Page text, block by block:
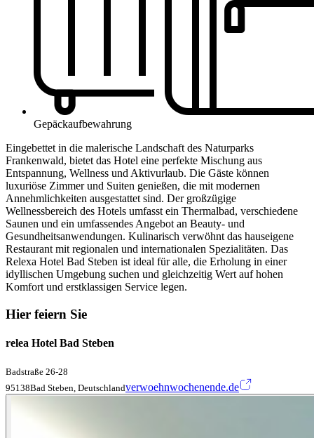
Gepäckaufbewahrung
Eingebettet in die malerische Landschaft des Naturparks
Frankenwald, bietet das Hotel eine perfekte Mischung aus
Entspannung, Wellness und Aktivurlaub. Die Gäste können
luxuriöse Zimmer und Suiten genießen, die mit modernen
Annehmlichkeiten ausgestattet sind. Der großzügige
Wellnessbereich des Hotels umfasst ein Thermalbad, verschiedene
Saunen und ein umfassendes Angebot an Beauty- und
Gesundheitsanwendungen. Kulinarisch verwöhnt das hauseigene
Restaurant mit regionalen und internationalen Spezialitäten. Das
Relexa Hotel Bad Steben ist ideal für alle, die Erholung in einer
idyllischen Umgebung suchen und gleichzeitig Wert auf hohen
Komfort und erstklassigen Service legen.
Hier feiern Sie
relea Hotel Bad Steben
Badstraße 26-28
95138Bad Steben, Deutschlandverwoehnwochenende.de